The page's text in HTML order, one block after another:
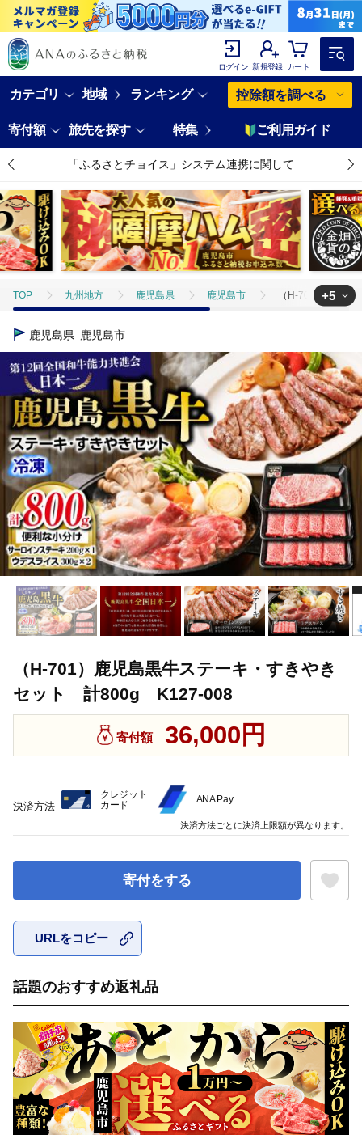
ログイン 新規登録 カート
カテゴリ 地域 ランキング 控除額を調べる
寄付額 旅先を探す 特集 ご利用ガイド
「ふるさとチョイス」システム連携に関して
TOP 九州地方 鹿児島県 鹿児島市 （H-701）鹿児
TOP
牛肉 黒毛和牛 （H-701）鹿児島黒牛ステ
TOP 肉 牛肉 ステーキ(牛肉) （H-701）鹿児島黒牛
TOP 肉 牛肉 すき焼き(牛肉) （H-701）鹿児島黒牛
TOP 肉 牛肉 しゃぶしゃぶ(牛肉) （H-701）鹿児島
+5
鹿児島県 鹿児島市
（H-701）鹿児島黒牛ステーキ・すきやき
セット 計800g K127-008
寄付額 36,000円
寄付をする
URLをコピー
話題のおすすめ返礼品
決済方法
クレジット
カード
ANA Pay
決済方法ごとに決済上限額が異なります。